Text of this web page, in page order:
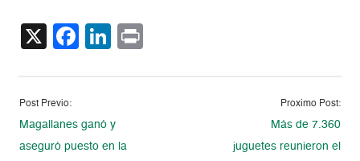
X Facebook
LinkedIn
Post Previo:
Magallanes ganó y
aseguró puesto en la
Proximo Post:
Más de 7.360
juguetes reunieron el